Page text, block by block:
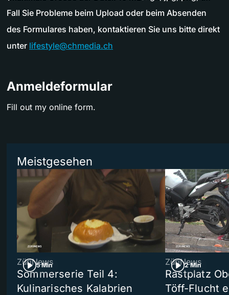
Fall Sie Probleme beim Upload oder beim Absenden
des Formulares haben, kontaktieren Sie uns bitte direkt
unter lifestyle@chmedia.ch
Anmeldeformular
Fill out my online form.
Meistgesehen
5 Min
ZüriNews
Sommerserie Teil 4:
Kulinarisches Kalabrien
2 Min
ZüriNews
Rastplatz
Töff-Flucht